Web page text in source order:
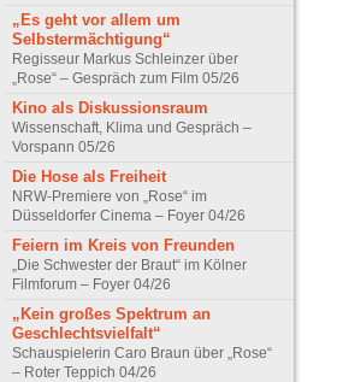
„Es geht vor allem um
Selbstermächtigung“
Regisseur Markus Schleinzer über
„Rose“ – Gespräch zum Film 05/26
Kino als Diskussionsraum
Wissenschaft, Klima und Gespräch –
Vorspann 05/26
Die Hose als Freiheit
NRW-Premiere von „Rose“ im
Düsseldorfer Cinema – Foyer 04/26
Feiern im Kreis von Freunden
„Die Schwester der Braut“ im Kölner
Filmforum – Foyer 04/26
„Kein großes Spektrum an
Geschlechtsvielfalt“
Schauspielerin Caro Braun über „Rose“
– Roter Teppich 04/26